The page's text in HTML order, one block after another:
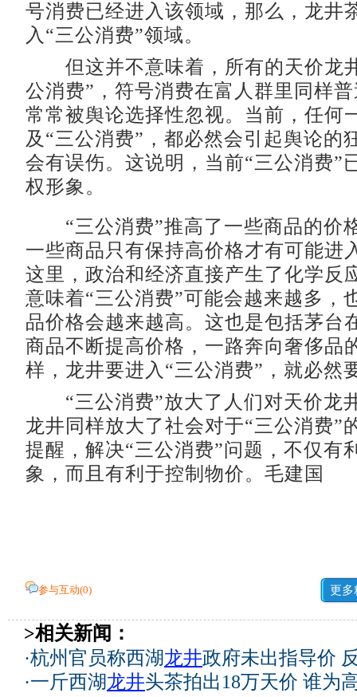
号消费已经进入该领域，那么，龙井
入“三公消费”领域。
但这并不意味着，所有的天价龙
公消费”，符号消费在富人群里同样
常常被舆论选择性忽视。当前，任何
及“三公消费”，都必然会引起舆论的
会有误伤。这说明，当前“三公消费”
权形象。
“三公消费”推高了一些商品的价
一些商品只有保持高价格才有可能进
这里，政治和经济直接产生了化学反
意味着“三公消费”可能会越来越多，
品价格会越来越高。这也是包括茅台
商品不断提高价格，一路奔向奢侈品
样，龙井要进入“三公消费”，就必然
“三公消费”放大了人们对天价龙
龙井同样放大了社会对于“三公消费”
提醒，解决“三公消费”问题，不仅有
象，而且有利于控制物价。毛建国
参与互动(0) 更多
>相关新闻：
·杭州官员称西湖龙井政府未出指导价
·一斤西湖龙井头茶拍出18万天价 谁为